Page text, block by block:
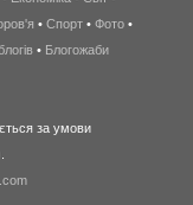
интернет
киев
wimax
в
• Спорт • Фото •
• Блогожаби
за умови